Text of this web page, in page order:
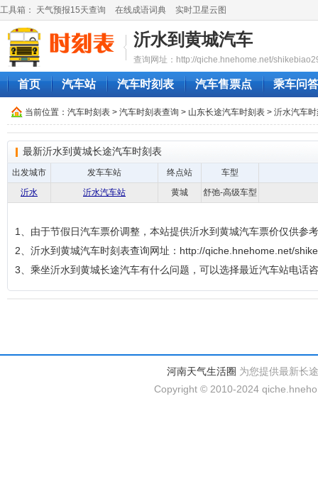
工具箱： 天气预报15天查询 在线成语词典 实时卫星云图
沂水到黄城汽车
查询网址：http://qiche.hnehome.net/
首页 汽车站 汽车时刻表 汽车售票点 乘车问答
当前位置： 汽车时刻表 > 汽车时刻表查询 > 山东长途汽车时刻表 > 沂水汽车
最新沂水到黄城长途汽车时刻表
出发城市 发车车站 终点站
车型
沂水
沂水汽车站 黄城 舒弛-高级车型
1、由于节假日汽车票价调整，本站提供沂水到黄城汽车票价仅供参
2、沂水到黄城汽车时刻表查询网址：http://qiche.hnehome.net/
3、乘坐沂水到黄城长途汽车有什么问题，可以选择最近汽车站电话
河南天气生活圈 为您提供最新长
Copyright © 2010-2024